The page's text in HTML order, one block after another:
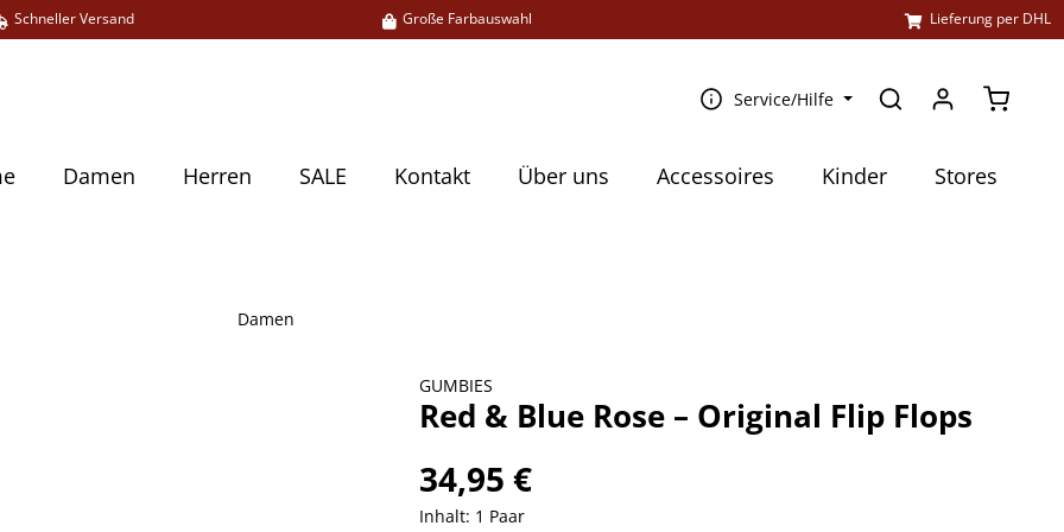
Schneller Versand Große Farbauswahl Lieferung per DHL
Service/Hilfe
Damen Herren SALE Kontakt Über uns Accessoires Kinder Stores
Damen
GUMBIES
Red & Blue Rose – Original Flip Flops
34,95 €
Inhalt: 1 Paar